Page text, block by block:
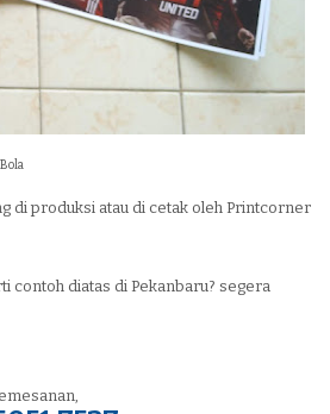
di produksi atau di cetak oleh Printcorner
contoh diatas di Pekanbaru? segera